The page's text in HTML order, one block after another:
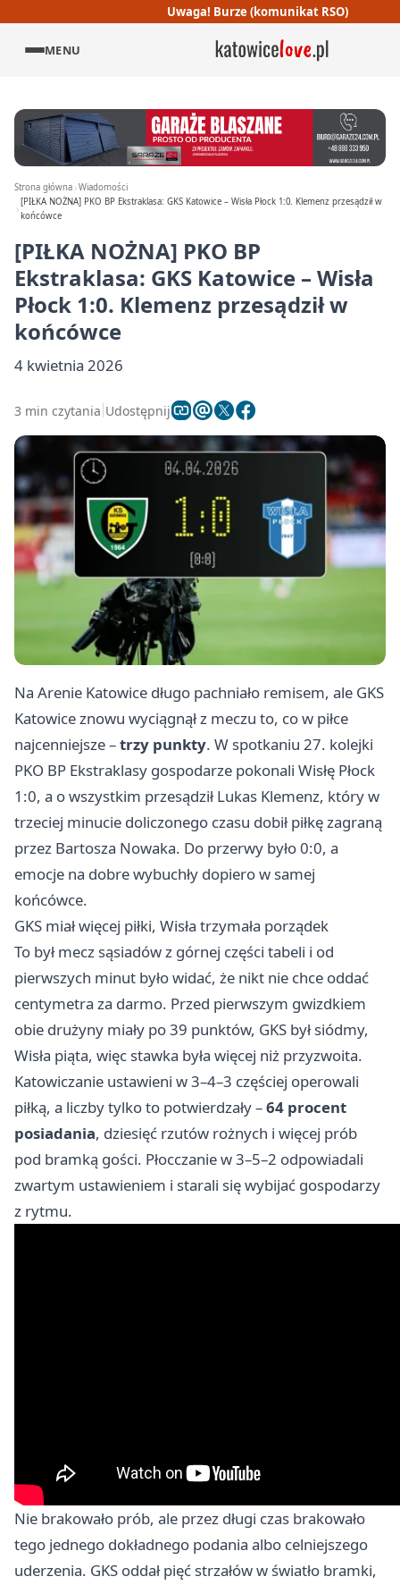
Uwaga! Burze (komunikat RSO)
MENU
Strona główna Wiadomości
[PIŁKA NOŻNA] PKO BP Ekstraklasa: GKS Katowice – Wisła Płock 1:0. Klemenz przesądził w
końcówce
[PIŁKA NOŻNA] PKO BP
Ekstraklasa: GKS Katowice – Wisła
Płock 1:0. Klemenz przesądził w
końcówce
4 kwietnia 2026
3 min czytania Udostępnij
Na Arenie Katowice długo pachniało remisem, ale GKS
Katowice znowu wyciągnął z meczu to, co w piłce
najcenniejsze –trzy punkty. W spotkaniu 27. kolejki
PKO BP Ekstraklasy gospodarze pokonali Wisłę Płock
1:0, a o wszystkim przesądził Lukas Klemenz, który w
trzeciej minucie doliczonego czasu dobił piłkę zagraną
przez Bartosza Nowaka. Do przerwy było 0:0, a
emocje na dobre wybuchły dopiero w samej
końcówce.
GKS miał więcej piłki, Wisła trzymała porządek
To był mecz sąsiadów z górnej części tabeli i od
pierwszych minut było widać, że nikt nie chce oddać
centymetra za darmo. Przed pierwszym gwizdkiem
obie drużyny miały po 39 punktów, GKS był siódmy,
Wisła piąta, więc stawka była więcej niż przyzwoita.
Katowiczanie ustawieni w 3–4–3 częściej operowali
piłką, a liczby tylko to potwierdzały –64 procent
posiadania, dziesięć rzutów rożnych i więcej prób
pod bramką gości. Płocczanie w 3–5–2 odpowiadali
zwartym ustawieniem i starali się wybijać gospodarzy
z rytmu.
Nie brakowało prób, ale przez długi czas brakowało
tego jednego dokładnego podania albo celniejszego
uderzenia. GKS oddał pięć strzałów w światło bramki,